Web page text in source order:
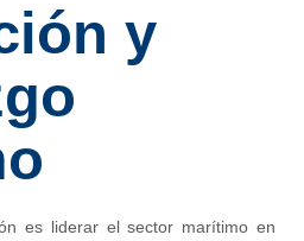
y
es liderar el sector marítimo en